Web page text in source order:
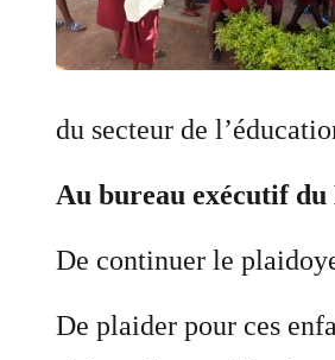
du secteur de
Au bureau exécutif
De continuer le
De plaider pour ces